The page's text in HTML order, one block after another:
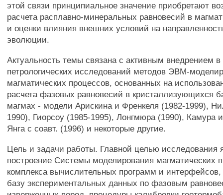
этой связи принципиальное значение приобретают
расчета расплавно-минеральных равновесий в
и оценки влияния внешних условий на
эволюции.
Актуальность темы связана с активным внедрением в
петрологических исследований методов ЭВМ-
магматических процессов, основанных на
расчета фазовых равновесий в кристаллизующихся
магмах - модели Арискина и Френкеля (1982-1999),
1990), Гиорсоу (1985-1995), Лонгмюра (1990), Камура
Янга с соавт. (1996) и некоторые другие.
Цель и задачи работы. Главной целью исследования
построение Системы моделирования магматических
комплекса вычислительных программ и
базу экспериментальных данных по фазовым